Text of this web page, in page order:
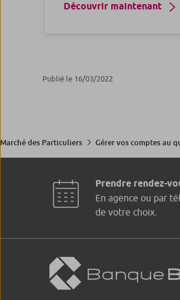
Découvrir maintenant
Publié le 16/03/2022
Marché des Particuliers Gérer vos comptes au
Prendre rendez-
En agence ou par
de votre choix.